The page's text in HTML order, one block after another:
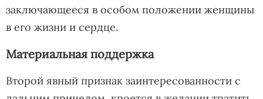
заключающееся в особом положении женщины
в его жизни и сердце.
Материальная поддержка
Второй явный признак заинтересованности с